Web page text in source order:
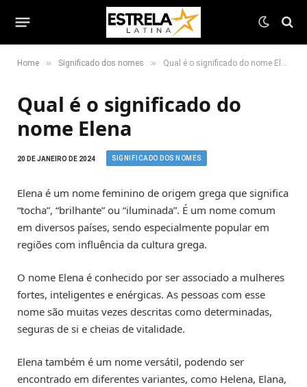
Home » Significado dos nomes » Qual é o significado do nome Elena
Qual é o significado do
nome Elena
20 DE JANEIRO DE 2024 SIGNIFICADO DOS NOMES
Elena é um nome feminino de origem grega que significa
“tocha”, “brilhante” ou “iluminada”. É um nome comum
em diversos países, sendo especialmente popular em
regiões com influência da cultura grega.
O nome Elena é conhecido por ser associado a mulheres
fortes, inteligentes e enérgicas. As pessoas com esse
nome são muitas vezes descritas como determinadas,
seguras de si e cheias de vitalidade.
Elena também é um nome versátil, podendo ser
encontrado em diferentes variantes, como Helena, Elana,